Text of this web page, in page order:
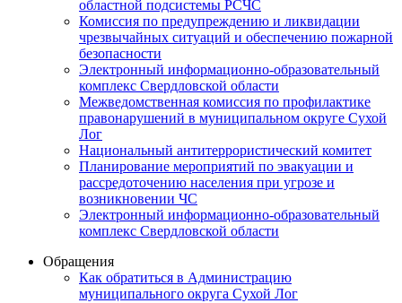
областной подсистемы РСЧС
Комиссия по предупреждению и ликвидации
чрезвычайных ситуаций и обеспечению пожарной
безопасности
Электронный информационно-образовательный
комплекс Cвердловской области
Межведомственная комиссия по профилактике
правонарушений в муниципальном округе Сухой
Лог
Национальный антитеррористический комитет
Планирование мероприятий по эвакуации и
рассредоточению населения при угрозе и
возникновении ЧС
Электронный информационно-образовательный
комплекс Свердловской области
Обращения
Как обратиться в Администрацию
муниципального округа Сухой Лог